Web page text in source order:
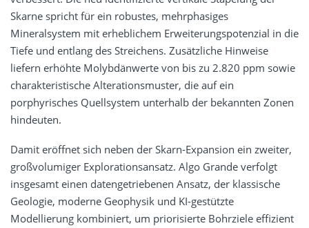
Skarne spricht für ein robustes, mehrphasiges
Mineralsystem mit erheblichem Erweiterungspotenzial in die
Tiefe und entlang des Streichens. Zusätzliche Hinweise
liefern erhöhte Molybdänwerte von bis zu 2.820 ppm sowie
charakteristische Alterationsmuster, die auf ein
porphyrisches Quellsystem unterhalb der bekannten Zonen
hindeuten.
Damit eröffnet sich neben der Skarn-Expansion ein zweiter,
großvolumiger Explorationsansatz. Algo Grande verfolgt
insgesamt einen datengetriebenen Ansatz, der klassische
Geologie, moderne Geophysik und KI-gestützte
Modellierung kombiniert, um priorisierte Bohrziele effizient